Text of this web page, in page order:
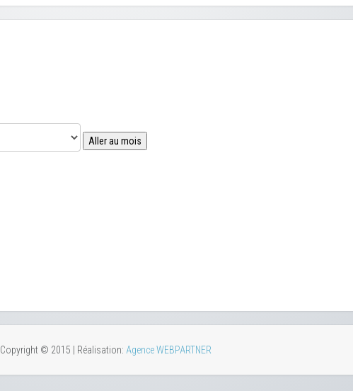
Aller au mois
© 2015 | Réalisation: Agence WEBPARTNER